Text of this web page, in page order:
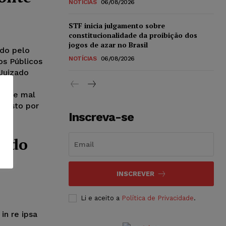
pelo
Públicos
mal
por
re ipsa
NOTÍCIAS 06/08/2026
STF inicia julgamento sobre
constitucionalidade da proibição dos
jogos de azar no Brasil
NOTÍCIAS 06/08/2026
Inscreva-se
INSCREVER
Li e aceito a Política de Privacidade.